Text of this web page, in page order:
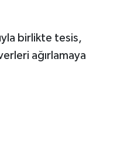
birlikte tesis,
ağırlamaya